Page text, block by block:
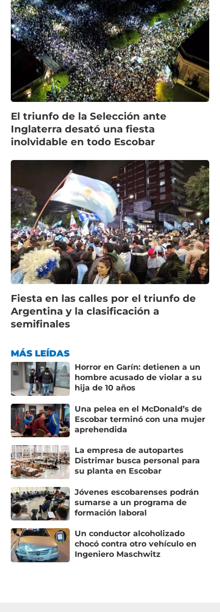
El triunfo de la Selección ante
Inglaterra desató una fiesta
inolvidable en todo Escobar
Fiesta en las calles por el triunfo de
Argentina y la clasificación a
semifinales
MÁS LEÍDAS
Horror en Garín: detienen a un
hombre acusado de violar a su
hija de 10 años
Una pelea en el McDonald’s de
Escobar terminó con una mujer
aprehendida
La empresa de autopartes
Distrimar busca personal para
su planta en Escobar
Jóvenes escobarenses podrán
sumarse a un programa de
formación laboral
Un conductor alcoholizado
chocó contra otro vehículo en
Ingeniero Maschwitz